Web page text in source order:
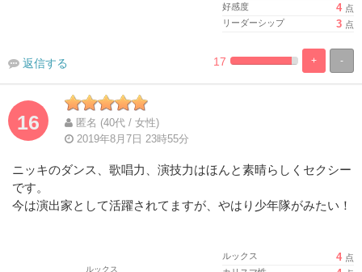
好感度
4 点
リーダーシップ
3 点
-
+
%
100%
17
返信する
16
匿名 (40代 / 女性)
2019年8月7日 23時55分
ニッキのダンス、歌唱力、演技力はほんと素晴らしくセクシー
です。
今は演出家として活躍されてますが、やはり少年隊がみたい！
ルックス 4 点